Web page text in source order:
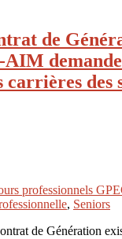
de
carrières des
professionnels
, Seniors
de Génération